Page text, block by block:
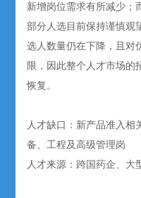
新增岗位需求有所减少；
部分人选目前保持谨慎观
选人数量仍在下降，且对
限，因此整个人才市场的
恢复。
人才缺口：新产品准入相
备、工程及高级管理岗
人才来源：跨国药企、大